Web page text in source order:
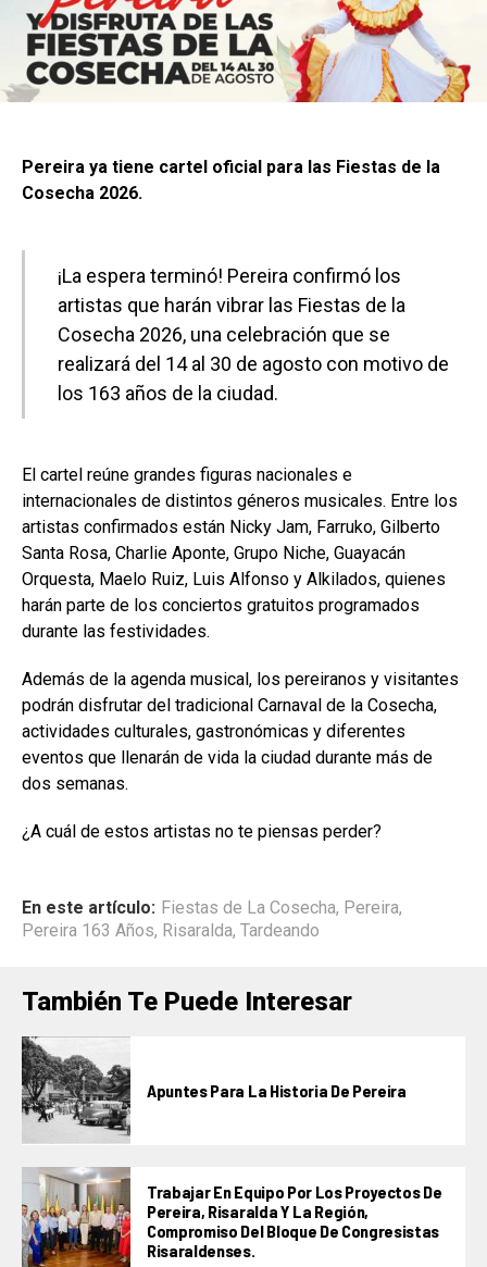
Pereira ya tiene cartel oficial para las Fiestas de la
Cosecha 2026.
¡La espera terminó! Pereira confirmó los
artistas que harán vibrar las Fiestas de la
Cosecha 2026, una celebración que se
realizará del 14 al 30 de agosto con motivo de
los 163 años de la ciudad.
El cartel reúne grandes figuras nacionales e
internacionales de distintos géneros musicales. Entre los
artistas confirmados están Nicky Jam, Farruko, Gilberto
Santa Rosa, Charlie Aponte, Grupo Niche, Guayacán
Orquesta, Maelo Ruiz, Luis Alfonso y Alkilados, quienes
harán parte de los conciertos gratuitos programados
durante las festividades.
Además de la agenda musical, los pereiranos y visitantes
podrán disfrutar del tradicional Carnaval de la Cosecha,
actividades culturales, gastronómicas y diferentes
eventos que llenarán de vida la ciudad durante más de
dos semanas.
¿A cuál de estos artistas no te piensas perder?
En este artículo: Fiestas de La Cosecha, Pereira,
Pereira 163 Años, Risaralda, Tardeando
También Te Puede Interesar
Apuntes Para La Historia De Pereira
Trabajar En Equipo Por Los Proyectos De
Pereira, Risaralda Y La Región,
Compromiso Del Bloque De Congresistas
Risaraldenses.